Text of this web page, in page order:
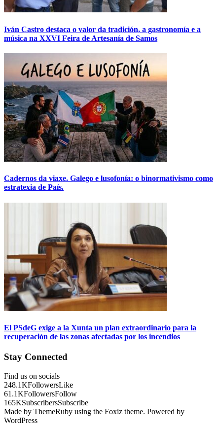
Iván Castro destaca o valor da tradición, a gastronomía e a
música na XXVI Feira de Artesanía de Samos
Cadernos da viaxe. Galego e lusofonía: o binormativismo como
estratexia de País.
El PSdeG exige a la Xunta un plan extraordinario para la
recuperación de las zonas afectadas por los incendios
Stay Connected
Find us on socials
248.1KFollowersLike
61.1KFollowersFollow
165KSubscribersSubscribe
Made by ThemeRuby using the Foxiz theme. Powered by
WordPress